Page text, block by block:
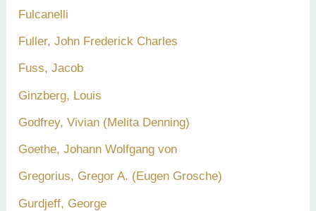
Fulcanelli
Fuller, John Frederick Charles
Fuss, Jacob
Ginzberg, Louis
Godfrey, Vivian (Melita Denning)
Goethe, Johann Wolfgang von
Gregorius, Gregor A. (Eugen Grosche)
Gurdjeff, George